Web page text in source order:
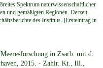
Spektrum naturwissenschaftlicher
und gemäßigten Regionen. Derzeit
des Instituts. [Ersteintrag in
in Zsarb. mit d.
2015. - Zahlr. Kt., Ill.,